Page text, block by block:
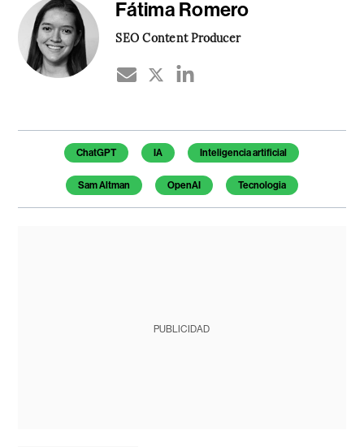
Fátima Romero
SEO Content Producer
Temas de este artículo
ChatGPT IA Inteligencia artificial
Sam Altman OpenAI Tecnologia
PUBLICIDAD